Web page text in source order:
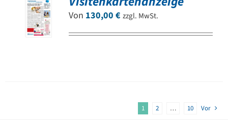
Von 130,00 € zzgl. MwSt.
1 2 … 10 Vor